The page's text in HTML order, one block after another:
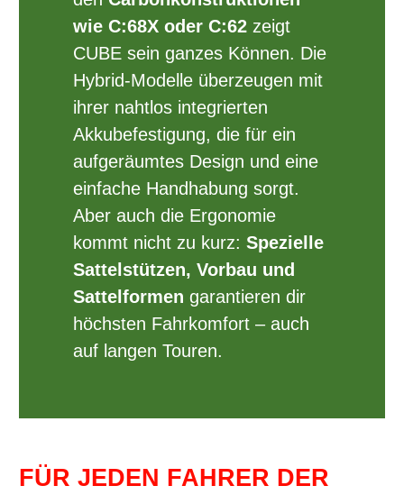
wie C:68X oder C:62 zeigt
CUBE sein ganzes Können. Die
Hybrid-Modelle überzeugen mit
ihrer nahtlos integrierten
Akkubefestigung, die für ein
aufgeräumtes Design und eine
einfache Handhabung sorgt.
Aber auch die Ergonomie
kommt nicht zu kurz: Spezielle
Sattelstützen, Vorbau und
Sattelformen garantieren dir
höchsten Fahrkomfort – auch
auf langen Touren.
FÜR JEDEN FAHRER DER